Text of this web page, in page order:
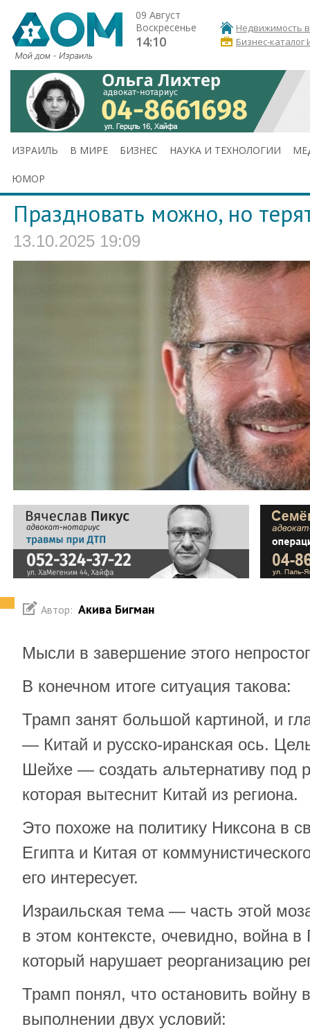
09 Август
Воскресенье
14:10
Недвижимость
Бизнес-каталог
ИЗРАИЛЬ В МИРЕ БИЗНЕС НАУКА И ТЕХНОЛОГИИ
ЮМОР
Праздновать можно, но
13.10.2025 19:09
Автор: Акива Бигман
Мысли в завершение этого
В конечном итоге ситуация такова:
Трамп занят большой картиной, и
— Китай и русско-иранская ось.
Шейхе — создать альтернативу под
которая вытеснит Китай из региона.
Это похоже на политику Никсона в
Египта и Китая от
его интересует.
Израильская тема — часть этой
в этом контексте, очевидно, война
который нарушает реорганизацию
Трамп понял, что остановить войну
выполнении двух условий: